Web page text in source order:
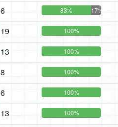
6 83% 17%
19 100%
13 100%
8 100%
6 100%
13 100%